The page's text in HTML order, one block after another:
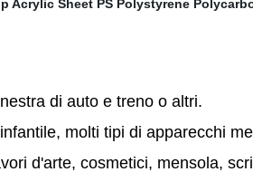
di auto e treno o altri.
molti tipi di apparecchi
d'arte, cosmetici, mensola,